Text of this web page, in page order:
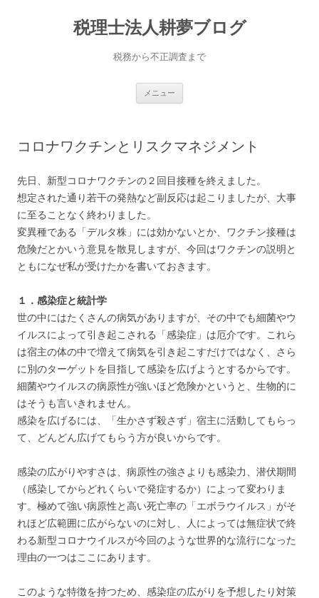
税理士法人耕夢ブログ
税務から不正調査まで
メニュー
コロナワクチンとリスクマネジメント
先日、新型コロナワクチンの２回目接種を終えました。
想定された通り若干の発熱など副反応は起こりましたが、大事
に至ることなく終わりました。
変異種である「デルタ株」には効かないとか、ワクチン接種は
危険だとかいう意見を散見しますが、今回はワクチンの説明と
ともになぜ私が受けたかを書いておきます。
１．感染症と統計学
世の中にはたくさんの病気がありますが、その中でも細菌やウ
イルスによって引き起こされる「感染症」は厄介です。これら
は宿主の体の中で増えて病気を引き起こすだけではなく、さら
に別のターゲットを目指して感染を広げようとするからです。
細菌やウイルスの病原性が強いほど危険かというと、生物的に
はそうも言いきれません。
感染を広げるには、「生かさず殺さず」宿主に活動してもらっ
て、どんどん広げてもらう方が良いからです。
感染の広がりやすさは、病原性の強さよりも感染力、潜伏期間
（感染してからどれくらいで発症するか）によって変わりま
す。極めて強い病原性と高い死亡率の「エボラウイルス」がそ
れほど広範囲に広がらないのに対し、人によっては無症状で終
わる新型コロナウイルスが今回のような世界的な流行になった
理由の一つはここにあります。
このような特徴を持つため、感染症の広がりを予想したり対策